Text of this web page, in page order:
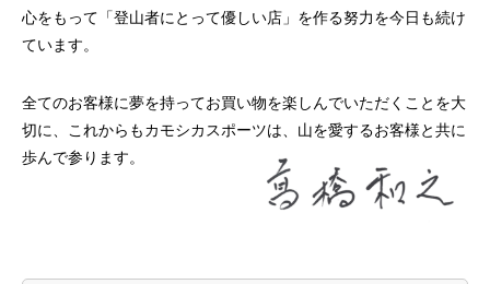
心をもって「登山者にとって優しい店」を作る努力を今日も続け
ています。
全てのお客様に夢を持ってお買い物を楽しんでいただくことを大
切に、これからもカモシカスポーツは、山を愛するお客様と共に
歩んで参ります。